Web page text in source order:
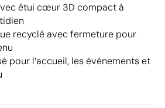
étui cœur 3D compact à
recyclé avec fermeture pour
pour l’accueil, les événements et